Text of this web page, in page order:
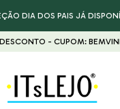
DOS PAIS JÁ DISPONÍVEL ♥
- CUPOM: BEMVINDA